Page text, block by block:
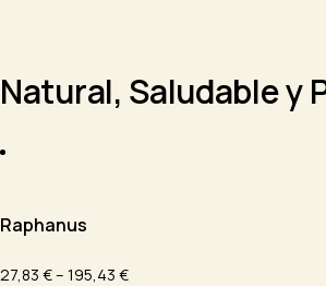
Natural, Saludable y
Raphanus
27,83 € – 195,43 €